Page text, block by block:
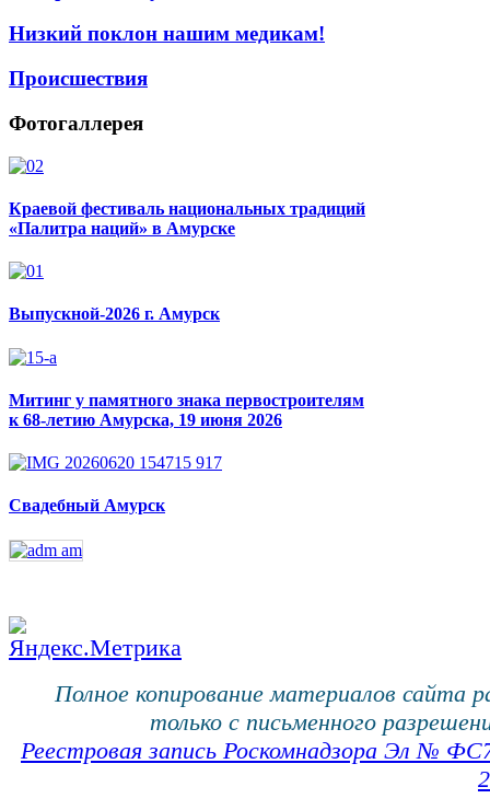
Низкий поклон нашим медикам!
Происшествия
Фотогаллерея
Краевой фестиваль национальных традиций
«Палитра наций» в Амурске
Выпускной-2026 г. Амурск
Митинг у памятного знака первостроителям
к 68-летию Амурска, 19 июня 2026
Свадебный Амурск
Полное копирование материалов сайта
только с письменного
Реестровая запись Роскомнадзора Эл №